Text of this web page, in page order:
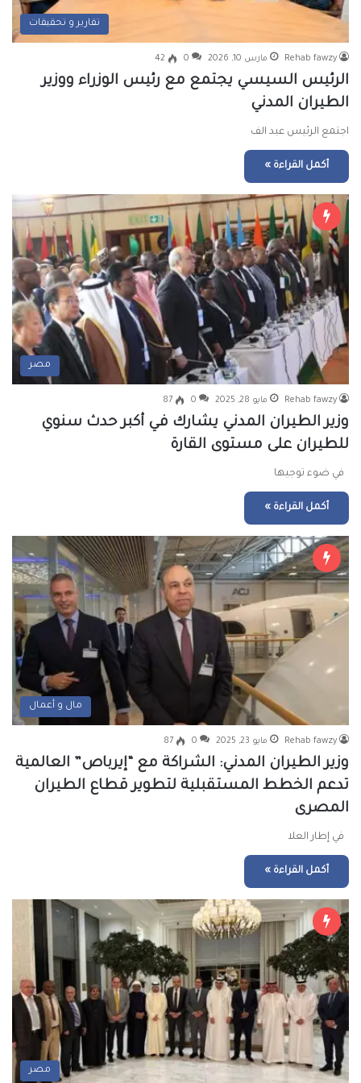
تقارير و تحقيقات
Rehab fawzy مارس 10, 2026 0
42
الرئيس السيسي يجتمع مع رئيس الوزراء ووزير
الطيران المدني
اجتمع الرئيس عبد الف
أكمل القراءة »
مصر
Rehab fawzy مايو 28, 2025 0
87
وزير الطيران المدني يشارك في أكبر حدث سنوي
للطيران على مستوى القارة
في ضوء توجيها
أكمل القراءة »
مال و أعمال
Rehab fawzy مايو 23, 2025 0
87
وزير الطيران المدني: الشراكة مع “إيرباص” العالمية
تدعم الخطط المستقبلية لتطوير قطاع الطيران
المصرى
في إطار العلا
أكمل القراءة »
مصر